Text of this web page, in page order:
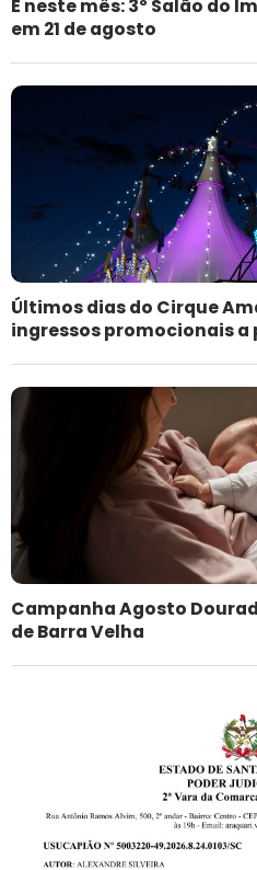
É neste mês: 3º Salão do
em 21 de agosto
Últimos dias do Cirque
ingressos promocionais a
Campanha Agosto
de Barra Velha